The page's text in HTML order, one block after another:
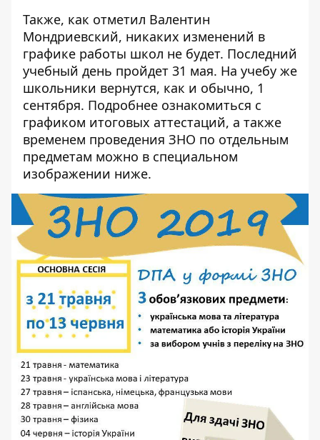
Также, как отметил Валентин
Мондриевский, никаких изменений в
графике работы школ не будет. Последний
учебный день пройдет 31 мая. На учебу же
школьники вернутся, как и обычно, 1
сентября. Подробнее ознакомиться с
графиком итоговых аттестаций, а также
временем проведения ЗНО по отдельным
предметам можно в специальном
изображении ниже.